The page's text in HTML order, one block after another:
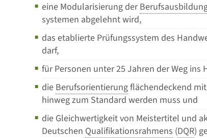
eine Modularisierung der
systemen abgelehnt wird,
das etablierte Prüfungssystem des
darf,
für Personen unter 25 Jahren der Weg
die Berufsorientierungflächendeckend
hinweg zum Standard werden muss und
die Gleichwertigkeit von Meistertitel und
Deutschen Qualifikationsrahmens (DQR)